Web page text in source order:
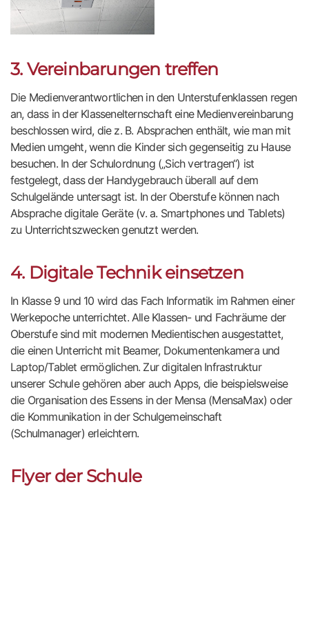
3. Vereinbarungen treffen
Die Medienverantwortlichen in den Unterstufenklassen regen
an, dass in der Klassenelternschaft eine Medienvereinbarung
beschlossen wird, die z. B. Absprachen enthält, wie man mit
Medien umgeht, wenn die Kinder sich gegenseitig zu Hause
besuchen. In der Schulordnung („Sich vertragen“) ist
festgelegt, dass der Handygebrauch überall auf dem
Schulgelände untersagt ist. In der Oberstufe können nach
Absprache digitale Geräte (v. a. Smartphones und Tablets)
zu Unterrichtszwecken genutzt werden.
4. Digitale Technik einsetzen
In Klasse 9 und 10 wird das Fach Informatik im Rahmen einer
Werkepoche unterrichtet. Alle Klassen- und Fachräume der
Oberstufe sind mit modernen Medientischen ausgestattet,
die einen Unterricht mit Beamer, Dokumentenkamera und
Laptop/Tablet ermöglichen. Zur digitalen Infrastruktur
unserer Schule gehören aber auch Apps, die beispielsweise
die Organisation des Essens in der Mensa (MensaMax) oder
die Kommunikation in der Schulgemeinschaft
(Schulmanager) erleichtern.
Flyer der Schule